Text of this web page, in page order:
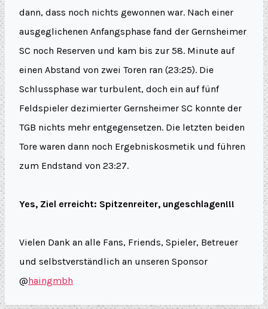
dann, dass noch nichts gewonnen war. Nach einer
ausgeglichenen Anfangsphase fand der Gernsheimer
SC noch Reserven und kam bis zur 58. Minute auf
einen Abstand von zwei Toren ran (23:25). Die
Schlussphase war turbulent, doch ein auf fünf
Feldspieler dezimierter Gernsheimer SC konnte der
TGB nichts mehr entgegensetzen. Die letzten beiden
Tore waren dann noch Ergebniskosmetik und führen
zum Endstand von 23:27.
Yes, Ziel erreicht: Spitzenreiter, ungeschlagen!!!
Vielen Dank an alle Fans, Friends, Spieler, Betreuer
und selbstverständlich an unseren Sponsor
@haingmbh